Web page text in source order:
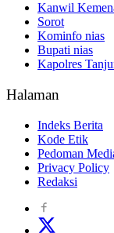
Kanwil
Sorot
Kominfo nias
Bupati nias
Kapolres
Halaman
Indeks Berita
Kode Etik
Pedoman
Privacy Policy
Redaksi